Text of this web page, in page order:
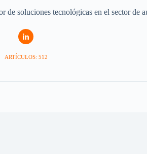
de soluciones tecnológicas en el sector de
ARTÍCULOS: 512